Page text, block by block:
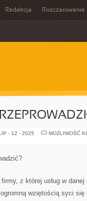
Redakcja Rozczarowanie
- 12 - 2025
MOŻLIWOŚĆ
firmy, z której usług w
wziętością syci się